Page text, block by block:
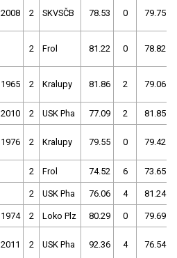
2008 2 SKVSČB 78.53 0 79.75
2 Frol 81.22 0 78.82
1965 2 Kralupy 81.86 2 79.06
2010 2 USK Pha 77.09 2 81.85
1976 2 Kralupy 79.55 0 79.42
2 Frol 74.52 6 73.65
2 USK Pha 76.06 4 81.24
1974 2 Loko Plz 80.29 0 79.69
2011 2 USK Pha 92.36 4 76.54